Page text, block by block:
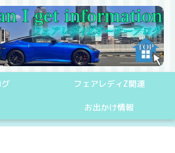
フェアレディZ関連
お出かけ情報